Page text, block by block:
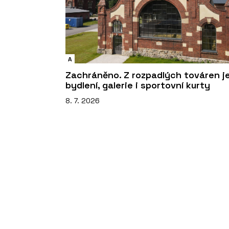
A
Zachráněno. Z rozpadlých továren
bydlení, galerie i sportovní kurty
8. 7. 2026